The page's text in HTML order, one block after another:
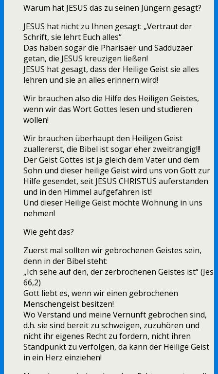
Warum hat JESUS das zu seinen Jüngern gesagt?
JESUS hat nicht zu Ihnen gesagt: „Vertraut der
Schrift, sie lehrt Euch alles“
Das haben sogar die Pharisäer und Sadduzäer
getan, die JESUS kreuzigen ließen!
JESUS hat gesagt, dass der Heilige Geist sie alles
lehren und sie an alles erinnern wird!
Wir brauchen also die Hilfe des Heiligen Geistes,
wenn wir das Wort Gottes lesen und studieren
wollen!
Wir brauchen überhaupt den Heiligen Geist
zuallererst, die Bibel ist sogar eher zweitrangig!!!
Der Geist Gottes ist ja gleich dem Vater und dem
Sohn und dieser heilige Geist wird uns von Gott zur
Hilfe gesendet, seit JESUS CHRISTUS auferstanden
und in den Himmel aufgefahren ist!
Und dieser Heilige Geist möchte Wohnung in uns
nehmen!
Wie geht das?
Zuerst mal sollten wir gebrochenen Geistes sein,
denn in der Bibel steht:
„Ich sehe auf den, der zerbrochenen Geistes ist“ (Jes
66,2)
Gott liebt es, wenn wir einen gebrochenen
Menschengeist besitzen!
Wo Verstand und meine Vernunft gebrochen sind,
d.h. sie sind bereit zu schweigen, zuzuhören und
nicht ihr eigenes Recht zu fordern, nicht ihren
Standpunkt zu verfolgen, da kann der Heilige Geist
in ein Herz einziehen!